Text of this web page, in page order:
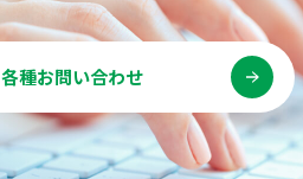
各種お問い合わせ